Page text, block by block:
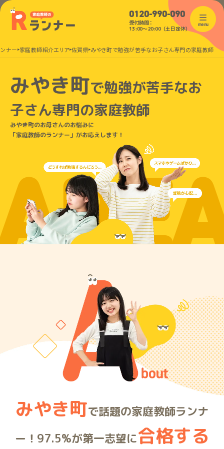
0120-990-090
受付時間：
13:00〜20:00（土日定休）
menu
ナー 家庭教師紹介エリア 佐賀県 みやき町で勉強が苦手なお子さん専門の家庭教師
みやき町で勉強が苦手なお
子さん専門の家庭教師
みやき町のお母さんのお悩みに
「家庭教師のランナー」がお応えします！
みやき町で話題の家庭教師ランナ
ー！97.5%が第一志望に合格する